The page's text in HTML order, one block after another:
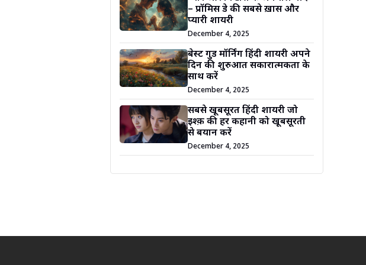
– प्रॉमिस डे की सबसे ख़ास और
प्यारी शायरी
December 4, 2025
बेस्ट गुड मॉर्निंग हिंदी शायरी अपने
दिन की शुरुआत सकारात्मकता के
साथ करें
December 4, 2025
सबसे खूबसूरत हिंदी शायरी जो
इश्क़ की हर कहानी को खूबसूरती
से बयान करें
December 4, 2025